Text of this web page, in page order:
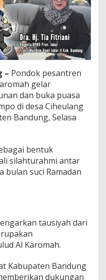
– Pondok pesantren
gelar
dan buka puasa
di desa Ciheulang
Bandung, Selasa
bentuk
silahturahmi antar
bulan suci Ramadan
tausiyah dari
Al Karomah.
Kabupaten Bandung
dukungan